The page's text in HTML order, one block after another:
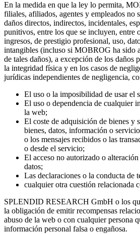
En la medida en que la ley lo permita,
filiales, afiliados, agentes y empleados no
daños directos, indirectos, incidentales,
punitivos, entre los que se incluyen, entre
ingresos, de prestigio profesional, uso,
intangibles (incluso si MOBROG ha sido
de tales daños), a excepción de los daños
la integridad física y en los casos de
jurídicas independientes de negligencia,
El uso o la imposibilidad de usar el
El uso o dependencia de cualquier
la web;
El coste de adquisición de bienes y
bienes, datos, información o
o los mensajes recibidos o las
o desde el servicio;
El acceso no autorizado o
datos;
Las declaraciones o la conducta de
cualquier otra cuestión relacionada
SPLENDID RESEARCH GmbH o los
la obligación de emitir recompensas
abuso de la web o con cualquier persona
información personal falsa o engañosa.